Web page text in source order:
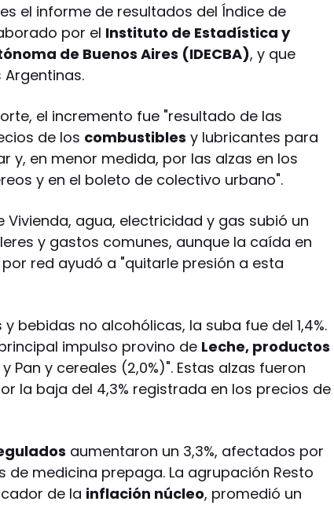
el informe de resultados del Índice de
por el Instituto de Estadística y
de Buenos Aires (IDECBA), y que
el incremento fue "resultado de las
de los combustibles y lubricantes para
y, en menor medida, por las alzas en los
y en el boleto de colectivo urbano".
Vivienda, agua, electricidad y gas subió un
y gastos comunes, aunque la caída en
red ayudó a "quitarle presión a esta
bebidas no alcohólicas, la suba fue del 1,4%.
impulso provino de Leche, productos
y Pan y cereales (2,0%)". Estas alzas fueron
la baja del 4,3% registrada en los precios de
aumentaron un 3,3%, afectados por
medicina prepaga. La agrupación Resto
de la inflación núcleo, promedió un